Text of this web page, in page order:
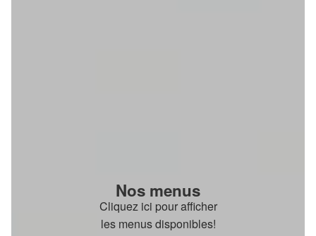
Nos menus
Cliquez ici pour afficher
les menus disponibles!